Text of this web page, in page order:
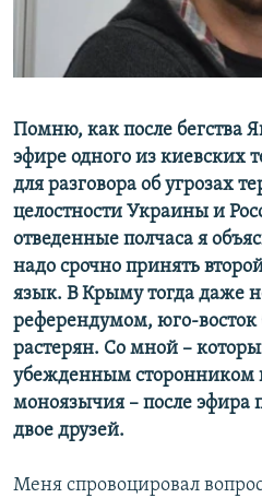
ПОБЕДИТЕЛЕЙ НЕ СУДЯТ?
КРЫМ.НЕПОКОРЕННЫЙ
УКРАИНСКАЯ ПРОБЛЕМА КРЫМА
ПРИСОЕДИНЯЙТЕСЬ!
Все сайты RFE/RL
Помню, как после бегства
эфире одного из киевских
для разговора об угрозах
целостности Украины и
отведенные полчаса я
надо срочно принять
язык. В Крыму тогда даже
референдумом, юго-
растерян. Со мной –
убежденным сторонником
моноязычия – после эфира
двое друзей.
Меня спровоцировал